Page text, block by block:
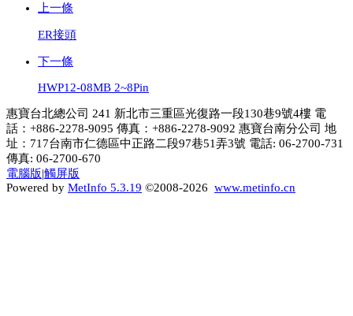
上一條
ER接頭
下一條
HWP12-08MB 2~8Pin
惠寶台北總公司 241 新北市三重區光復路一段130巷9號4樓 電
話：+886-2278-9095 傳真：+886-2278-9092 惠寶台南分公司 地
址：717台南市仁德區中正路二段97巷51弄3號 電話: 06-2700-731
傳真: 06-2700-670
電腦版|觸屏版
Powered by MetInfo 5.3.19 ©2008-2026 www.metinfo.cn